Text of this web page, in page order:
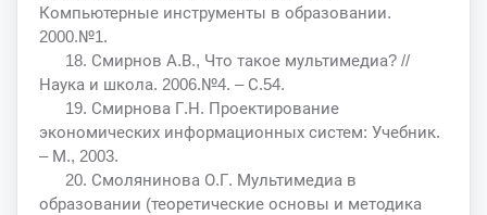
Компьютерные инструменты в образовании.
2000.№1.
18. Смирнов А.В., Что такое мультимедиа? //
Наука и школа. 2006.№4. – С.54.
19. Смирнова Г.Н. Проектирование
экономических информационных систем: Учебник.
– М., 2003.
20. Смолянинова О.Г. Мультимедиа в
образовании (теоретические основы и методика